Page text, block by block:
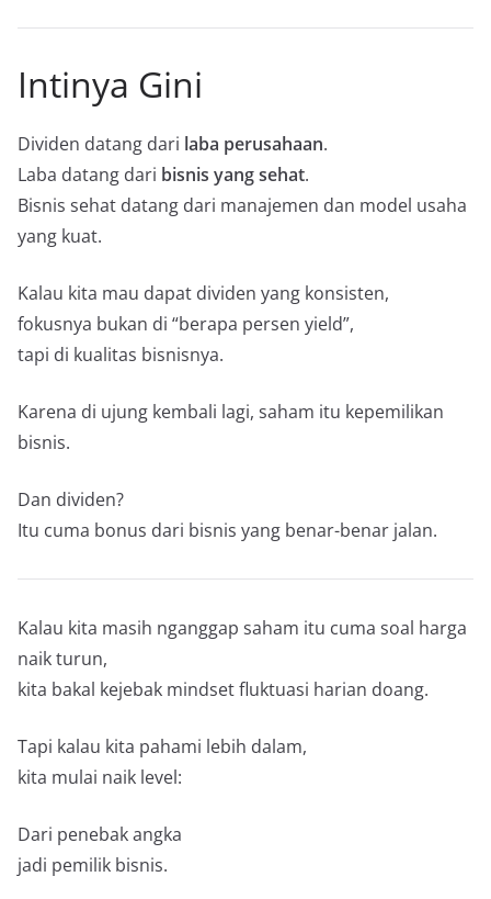
Intinya Gini
Dividen datang dari laba perusahaan.
Laba datang dari bisnis yang sehat.
Bisnis sehat datang dari manajemen dan model usaha
yang kuat.
Kalau kita mau dapat dividen yang konsisten,
fokusnya bukan di “berapa persen yield”,
tapi di kualitas bisnisnya.
Karena di ujung kembali lagi, saham itu kepemilikan
bisnis.
Dan dividen?
Itu cuma bonus dari bisnis yang benar-benar jalan.
Kalau kita masih nganggap saham itu cuma soal harga
naik turun,
kita bakal kejebak mindset fluktuasi harian doang.
Tapi kalau kita pahami lebih dalam,
kita mulai naik level:
Dari penebak angka
jadi pemilik bisnis.